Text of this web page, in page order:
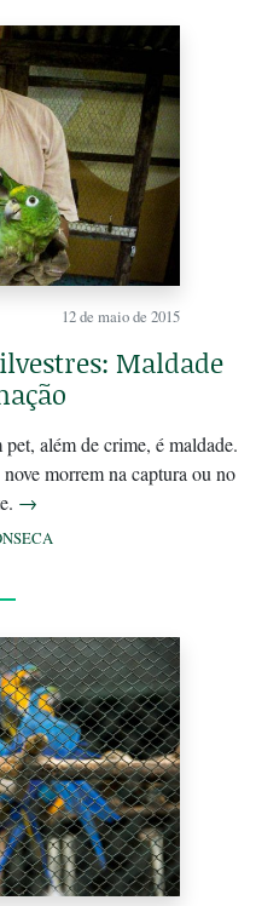
12 de maio de 2015
Maldade
além de crime, é maldade.
morrem na captura ou no
→